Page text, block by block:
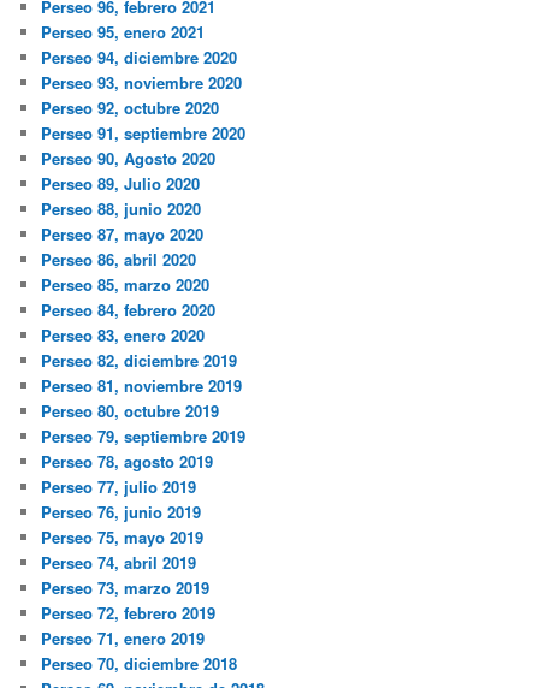
Perseo 96, febrero 2021
Perseo 95, enero 2021
Perseo 94, diciembre 2020
Perseo 93, noviembre 2020
Perseo 92, octubre 2020
Perseo 91, septiembre 2020
Perseo 90, Agosto 2020
Perseo 89, Julio 2020
Perseo 88, junio 2020
Perseo 87, mayo 2020
Perseo 86, abril 2020
Perseo 85, marzo 2020
Perseo 84, febrero 2020
Perseo 83, enero 2020
Perseo 82, diciembre 2019
Perseo 81, noviembre 2019
Perseo 80, octubre 2019
Perseo 79, septiembre 2019
Perseo 78, agosto 2019
Perseo 77, julio 2019
Perseo 76, junio 2019
Perseo 75, mayo 2019
Perseo 74, abril 2019
Perseo 73, marzo 2019
Perseo 72, febrero 2019
Perseo 71, enero 2019
Perseo 70, diciembre 2018